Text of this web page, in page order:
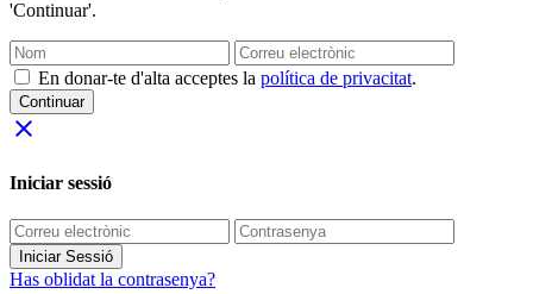
'Continuar'.
En donar-te d'alta acceptes la política de privacitat.
Continuar
close
Iniciar sessió
Iniciar Sessió
Has oblidat la contrasenya?